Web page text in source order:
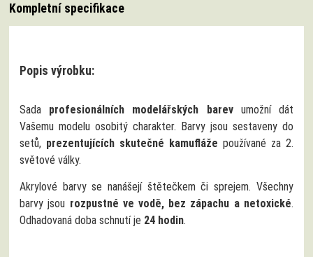
Kompletní specifikace
Popis výrobku:
Sada profesionálních modelářských barevumožní dát
Vašemu modelu osobitý charakter. Barvy jsou sestaveny do
setů, prezentujících skutečné kamufláže používané za 2.
světové války.
Akrylové barvy se nanášejí štětečkem či sprejem. Všechny
barvy jsou rozpustné ve vodě, bez zápachu a netoxické.
Odhadovaná doba schnutí je 24 hodin.